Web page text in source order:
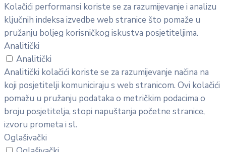
Kolačići performansi koriste se za razumijevanje i analizu
ključnih indeksa izvedbe web stranice što pomaže u
pružanju boljeg korisničkog iskustva posjetiteljima.
Analitički
Analitički
Analitički kolačići koriste se za razumijevanje načina na
koji posjetitelji komuniciraju s web stranicom. Ovi kolačići
pomažu u pružanju podataka o metričkim podacima o
broju posjetitelja, stopi napuštanja početne stranice,
izvoru prometa i sl.
Oglašivački